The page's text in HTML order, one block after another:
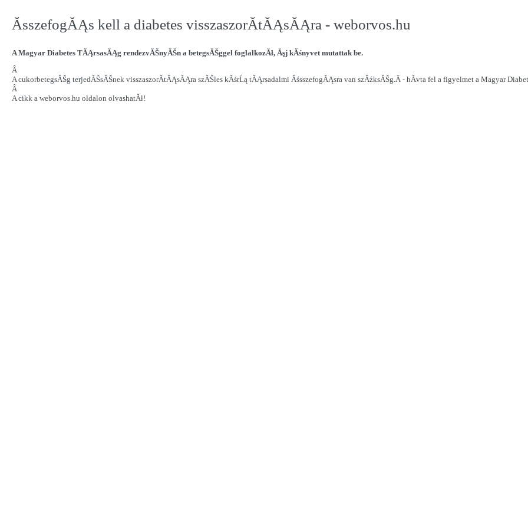
ĂsszefogĂĄs kell a diabetes visszaszorĂ­tĂĄsĂĄra - weborvos.hu
A Magyar Diabetes TĂĄrsasĂĄg rendezvĂŠnyĂŠn a betegsĂŠggel foglalkozĂł, Ăşj kĂśnyvet mutattak be.
Â
A cukorbetegsĂŠg terjedĂŠsĂŠnek visszaszorĂ­tĂĄsĂĄra szĂŠles kĂśrĹą tĂĄrsadalmi ĂśsszefogĂĄsra van szĂźksĂŠg.Â - hĂ­vta fel a figyelmet a Magyar
Â
A cikk a weborvos.hu oldalon olvashatĂł!